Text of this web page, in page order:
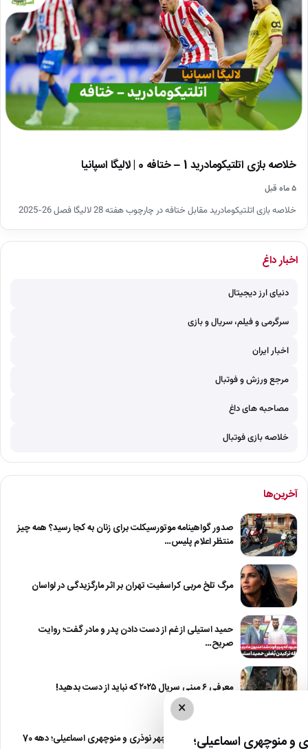
خلاصه بازی اتلتیکومادرید 1 – ختافه 0 | لالیگا اسپانیا
۵ ماه قبل
خلاصه بازی اتلتیکومادرید مقابل ختافه در چارچوب هفته 28 لالیگا فصل 26-2025
اخبار داغ
دنیای ارز دیجیتال
سرگرمی و فیلم، سریال و بازی
اخبار ایران
مرجع ورزش و فوتبال
مصاحبه های داغ
خلاصه بازی فوتبال
آخرین‌ها
صدور گواهینامه موتورسیکلت برای زنان به کجا رسید؟ همه چیز
منتظر اعلام پلیس…
مرگ تلخ مربی کراسفیت تهران بر اثر مارگزیدگی در لواسان
حمید استیلی از غم از دست دادن پدر و مادر گفت؛ روایت
صریح…
معرفی ۶ مینی سریال ۲۰۲۵ که نباید از دست بدهید!
صمیمت دیدنی منوچهر نوذری و منوچهری اسماعیلی؛ دهه 70
×
منوچهری اسماعیلی؛